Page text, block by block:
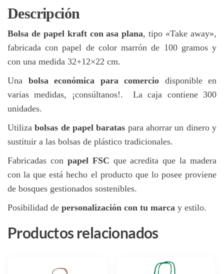
cantidad
Descripción
Bolsa de papel kraft con asa plana, tipo «Take away»,
fabricada con papel de color marrón de 100 gramos y
con una medida 32+12×22 cm.
Una bolsa económica para comercio disponible en
varias medidas, ¡consúltanos!. La caja contiene 300
unidades.
Utilizabolsas de papel baratas para ahorrar un dinero y
sustituir a las bolsas de plástico tradicionales.
Fabricadas con papel FSC que acredita que la madera
con la que está hecho el producto que lo posee proviene
de bosques gestionados sostenibles.
Posibilidad de personalización con tu marca y estilo.
Productos relacionados